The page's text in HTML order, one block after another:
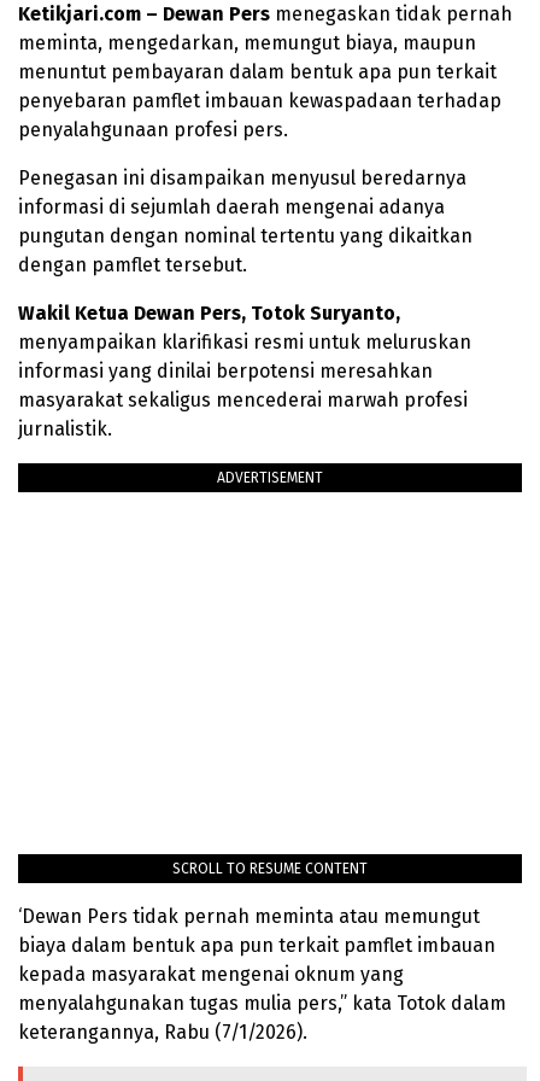
Ketikjari.com – Dewan Pers menegaskan tidak pernah
meminta, mengedarkan, memungut biaya, maupun
menuntut pembayaran dalam bentuk apa pun terkait
penyebaran pamflet imbauan kewaspadaan terhadap
penyalahgunaan profesi pers.
Penegasan ini disampaikan menyusul beredarnya
informasi di sejumlah daerah mengenai adanya
pungutan dengan nominal tertentu yang dikaitkan
dengan pamflet tersebut.
Wakil Ketua Dewan Pers, Totok Suryanto,
menyampaikan klarifikasi resmi untuk meluruskan
informasi yang dinilai berpotensi meresahkan
masyarakat sekaligus mencederai marwah profesi
jurnalistik.
ADVERTISEMENT
SCROLL TO RESUME CONTENT
‘Dewan Pers tidak pernah meminta atau memungut
biaya dalam bentuk apa pun terkait pamflet imbauan
kepada masyarakat mengenai oknum yang
menyalahgunakan tugas mulia pers,” kata Totok dalam
keterangannya, Rabu (7/1/2026).